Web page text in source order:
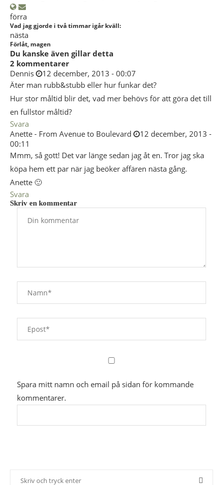
förra
Vad jag gjorde i två timmar igår kväll:
nästa
Förlåt, magen
Du kanske även gillar detta
2 kommentarer
Dennis
12 december, 2013 - 00:07
Äter man rubb&stubb eller hur funkar det?
Hur stor måltid blir det, vad mer behövs för att göra det till
en fullstor måltid?
Svara
Anette - From Avenue to Boulevard
12 december, 2013 -
00:11
Mmm, så gott! Det var länge sedan jag åt en. Tror jag ska
köpa hem ett par när jag beöker affären nästa gång.
Anette 🙂
Svara
Skriv en kommentar
Spara mitt namn och email på sidan för kommande
kommentarer.